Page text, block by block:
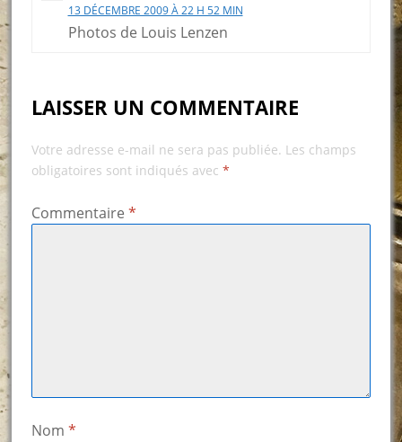
13 DÉCEMBRE 2009 À 22 H 52 MIN
Photos de Louis Lenzen
LAISSER UN COMMENTAIRE
Votre adresse e-mail ne sera pas publiée. Les champs
obligatoires sont indiqués avec *
Commentaire *
Nom *